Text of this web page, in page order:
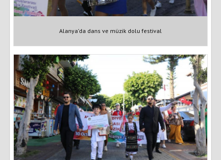
Alanya’da dans ve müzik dolu festival